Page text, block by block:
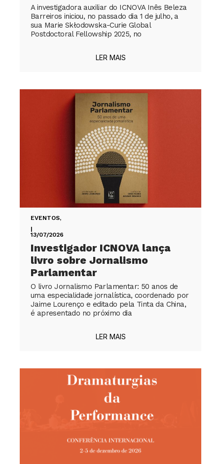
A investigadora auxiliar do ICNOVA Inês Beleza
Barreiros iniciou, no passado dia 1 de julho, a
sua Marie Skłodowska-Curie Global
Postdoctoral Fellowship 2025, no
LER MAIS
EVENTOS,
|
13/07/2026
Investigador ICNOVA lança
livro sobre Jornalismo
Parlamentar
O livro Jornalismo Parlamentar: 50 anos de
uma especialidade jornalística, coordenado por
Jaime Lourenço e editado pela Tinta da China,
é apresentado no próximo dia
LER MAIS